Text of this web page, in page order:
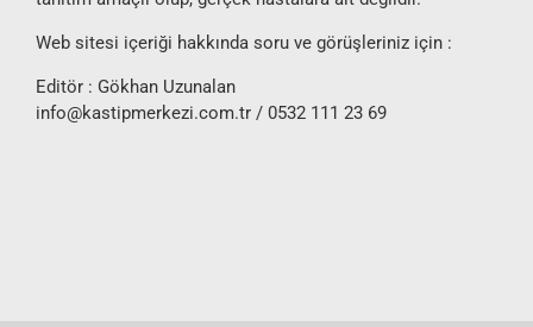
Web sitesi içeriği hakkında soru ve görüşleriniz için :
Editör : Gökhan Uzunalan
info@kastipmerkezi.com.tr / 0532 111 23 69